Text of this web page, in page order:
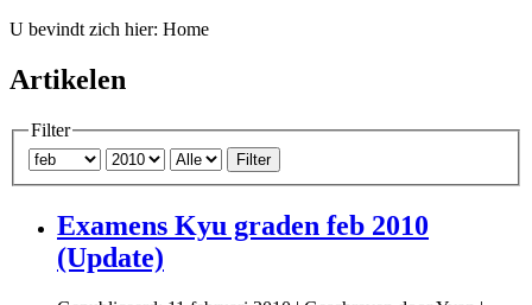
U bevindt zich hier: Home
Artikelen
Filter
Filter
Examens Kyu graden feb 2010
(Update)